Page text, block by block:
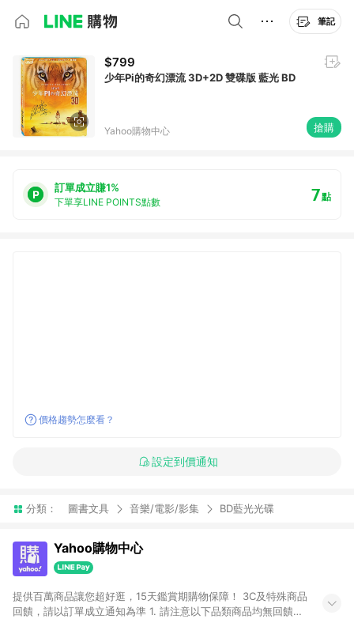
筆記
$799
少年Pi的奇幻漂流 3D+2D 雙碟版 藍光 BD
Yahoo購物中心 搶購
訂單成立賺1%
下單享LINE POINTS點數 7點
價格趨勢怎麼看？
設定到價通知
分類： 圖書文具 音樂/電影/影集 BD藍光光碟
Yahoo購物中心
提供百萬商品讓您超好逛，15天鑑賞期購物保障！ 3C及特殊商品
回饋，請以訂單成立通知為準 1. 請注意以下品類商品均無回饋：